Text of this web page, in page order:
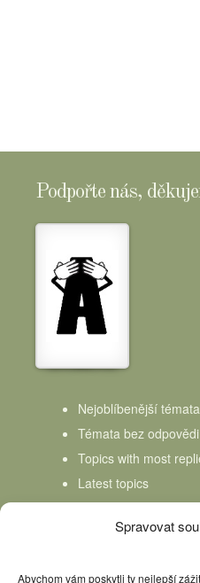
Spravovat
Abychom vám poskytli ty nejlepší
Podpořte nás,
Nejoblíbenější témata
Témata bez odpovědi
Topics with most
Latest topics
Topics Freshness